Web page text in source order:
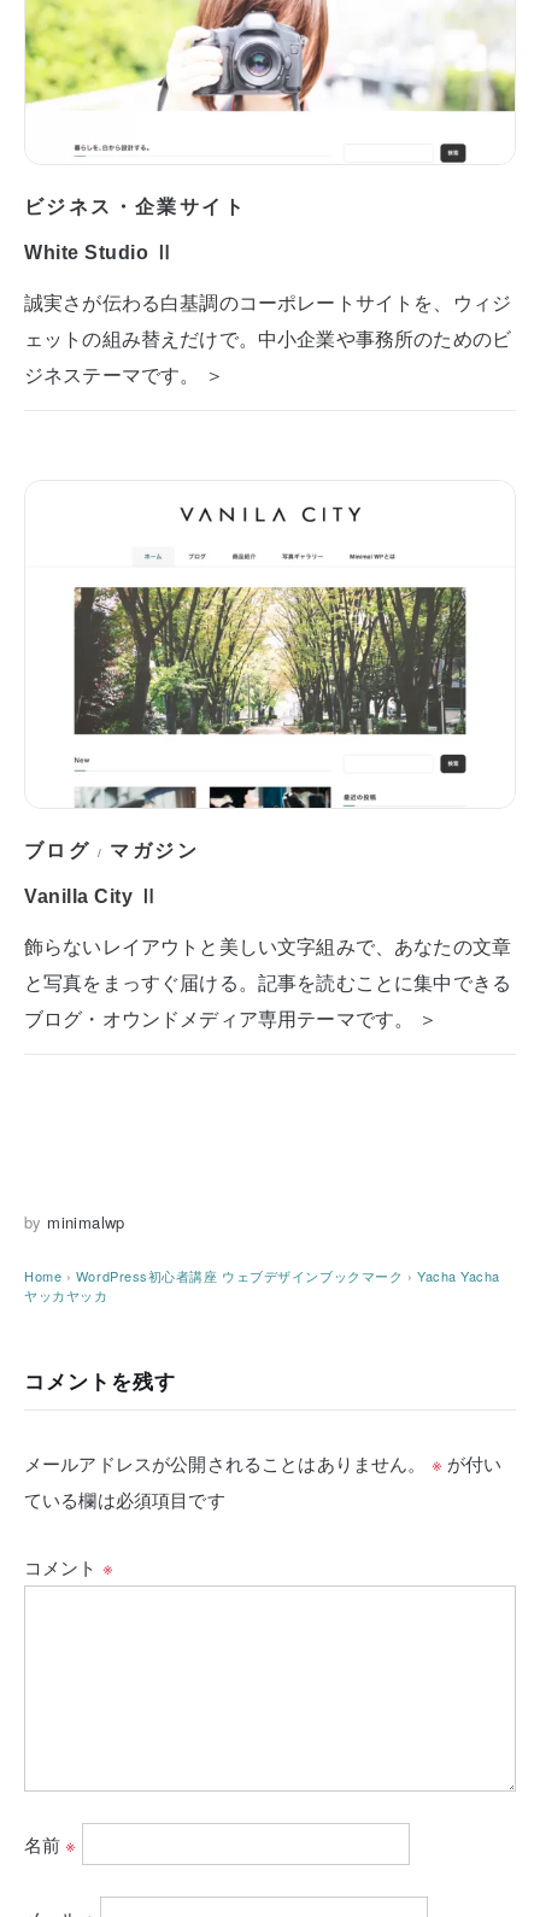
ビジネス・企業サイト
White Studio Ⅱ
誠実さが伝わる白基調のコーポレートサイトを、ウィジ
ェットの組み替えだけで。中小企業や事務所のためのビ
ジネステーマです。 ＞
ブログ / マガジン
Vanilla City Ⅱ
飾らないレイアウトと美しい文字組みで、あなたの文章
と写真をまっすぐ届ける。記事を読むことに集中できる
ブログ・オウンドメディア専用テーマです。 ＞
by minimalwp
Home › WordPress初心者講座 ウェブデザインブックマーク › Yacha Yacha
ヤッカヤッカ
コメントを残す
メールアドレスが公開されることはありません。 ※ が付い
ている欄は必須項目です
コメント ※
名前※